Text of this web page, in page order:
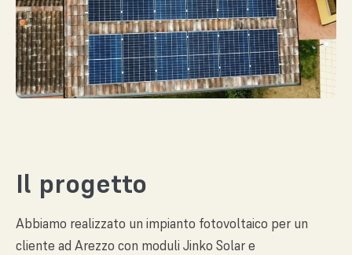
Il progetto
Abbiamo realizzato un impianto fotovoltaico per un
cliente ad Arezzo con moduli Jinko Solar e